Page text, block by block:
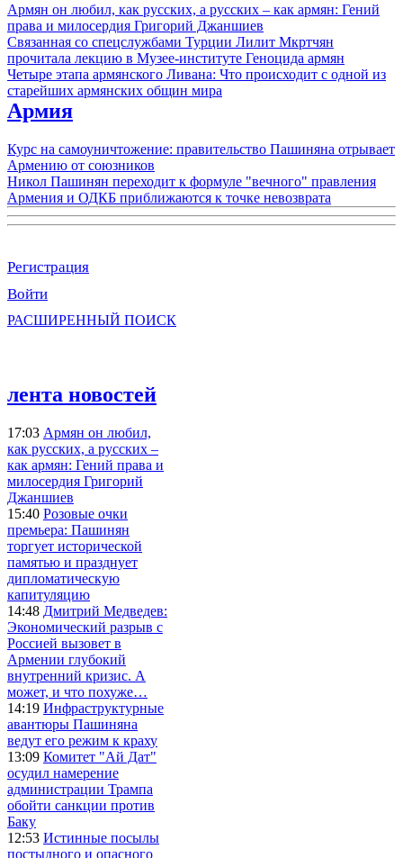
Армян он любил, как русских, а русских – как армян: Гений
права и милосердия Григорий Джаншиев
Связанная со спецслужбами Турции Лилит Мкртчян
прочитала лекцию в Музее-институте Геноцида армян
Четыре этапа армянского Ливана: Что происходит с одной из
старейших армянских общин мира
Армия
Курс на самоуничтожение: правительство Пашиняна отрывает
Армению от союзников
Никол Пашинян переходит к формуле "вечного" правления
Армения и ОДКБ приближаются к точке невозврата
Регистрация
Войти
РАСШИРЕННЫЙ ПОИСК
лента новостей
17:03 Армян он любил,
как русских, а русских –
как армян: Гений права и
милосердия Григорий
Джаншиев
15:40 Розовые очки
премьера: Пашинян
торгует исторической
памятью и празднует
дипломатическую
капитуляцию
14:48 Дмитрий Медведев:
Экономический разрыв с
Россией вызовет в
Армении глубокий
внутренний кризис. А
может, и что похуже…
14:19 Инфраструктурные
авантюры Пашиняна
ведут его режим к краху
13:09 Комитет "Ай Дат"
осудил намерение
администрации Трампа
обойти санкции против
Баку
12:53 Истинные посылы
постыдного и опасного